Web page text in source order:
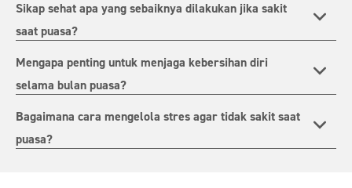
Sikap sehat apa yang sebaiknya dilakukan jika sakit
saat puasa?
Mengapa penting untuk menjaga kebersihan diri
selama bulan puasa?
Bagaimana cara mengelola stres agar tidak sakit saat
puasa?